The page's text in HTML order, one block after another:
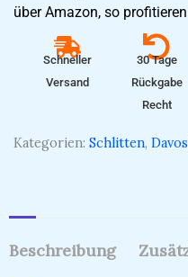
über Amazon, so
Schneller
Versand
30 Tage
Rückgabe
Recht
Kategorien: Schlitten,
Beschreibung